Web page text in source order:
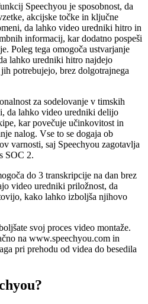
Speechyou je sposobnost, da
akcijske točke in ključne
da lahko video uredniki hitro in
informacij, kar dodatno pospeši
Poleg tega omogoča ustvarjanje
lahko uredniki hitro najdejo
potrebujejo, brez dolgotrajnega
za sodelovanje v timskih
da lahko video uredniki delijo
kar povečuje učinkovitost in
nalog. Vse to se dogaja ob
varnosti, saj Speechyou zagotavlja
SOC 2.
do 3 transkripcije na dan brez
video uredniki priložnost, da
kako lahko izboljša njihovo
svoj proces video montaže.
na www.speechyou.com in
pri prehodu od videa do besedila